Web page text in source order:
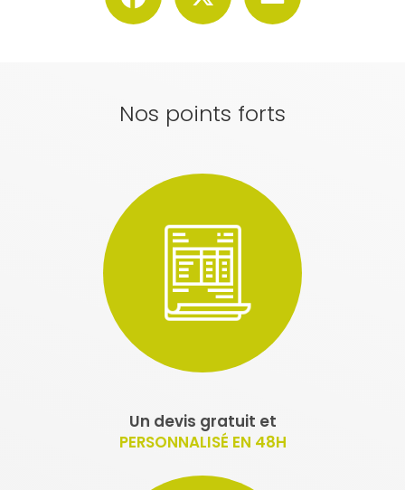
Nos points forts
Un devis gratuit et
PERSONNALISÉ EN 48H